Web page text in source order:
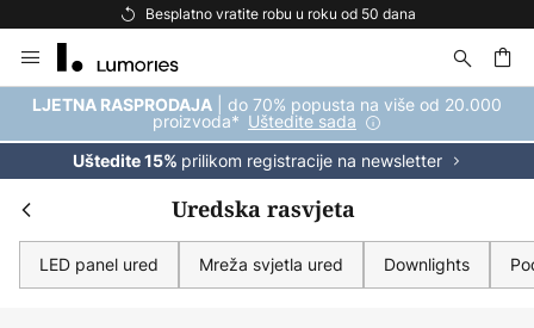
Besplatna dostava za kupnju iznad 69 €
to
Content
LJETNA RASPRODAJA | do 70% popusta na više od 20.000
proizvoda* Uštedite sada
Uštedite 15% prilikom registracije na newsletter
Uredska rasvjeta
LED panel ured Mreža svjetla ured Downlights